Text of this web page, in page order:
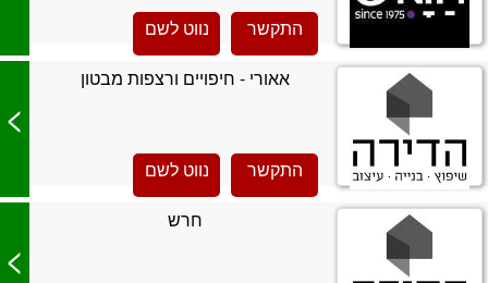
התקשר נווט לשם
אאורי - חיפויים ורצפות מבטון
התקשר נווט לשם
>
חרש
>